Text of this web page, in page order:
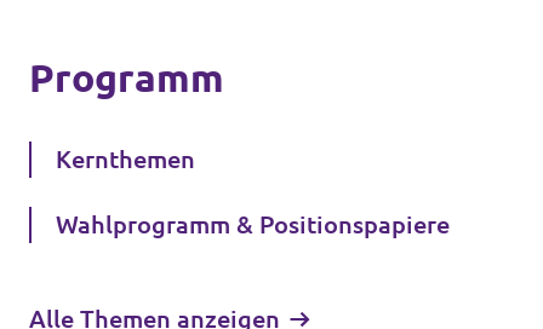
Programm
Kernthemen
Wahlprogramm & Positionspapiere
Alle Themen anzeigen